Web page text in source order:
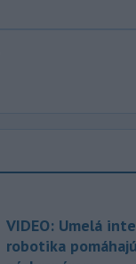
VIDEO: Umelá
robotika